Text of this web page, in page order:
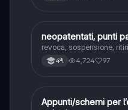
Altro
neopatentati, punti
revoca, sospensione,
4ªl 4,724 97
Altro
Appunti/schemi per